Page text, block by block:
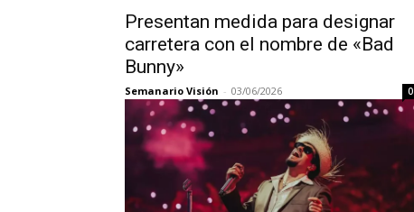
Presentan medida para designar
carretera con el nombre de «Bad
Bunny»
Semanario Visión - 03/06/2026 0